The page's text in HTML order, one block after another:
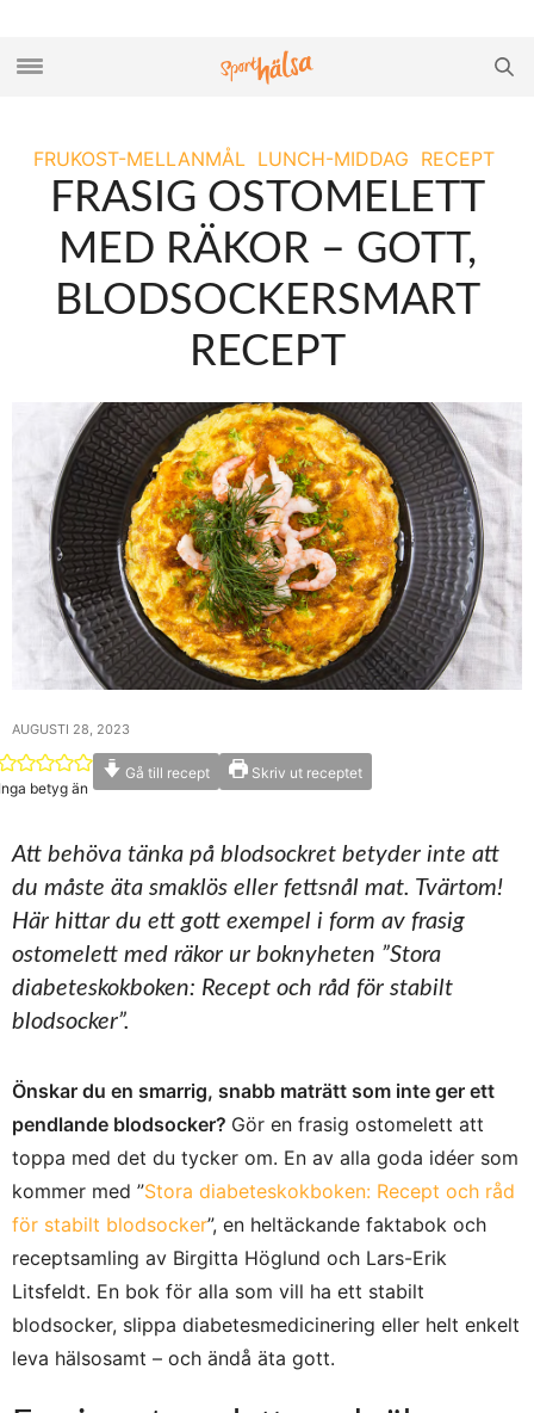
FRUKOST-MELLANMÅL LUNCH-MIDDAG RECEPT
FRASIG OSTOMELETT
MED RÄKOR – GOTT,
BLODSOCKERSMART
RECEPT
AUGUSTI 28, 2023
betyg än
Gå till recept Skriv ut receptet
Att behöva tänka på blodsockret betyder inte att
du måste äta smaklös eller fettsnål mat. Tvärtom!
Här hittar du ett gott exempel i form av frasig
ostomelett med räkor ur boknyheten ”Stora
diabeteskokboken: Recept och råd för stabilt
blodsocker”.
Önskar du en smarrig, snabb maträtt som inte ger ett
pendlande blodsocker? Gör en frasig ostomelett att
toppa med det du tycker om. En av alla goda idéer som
kommer med ”Stora diabeteskokboken: Recept och råd
för stabilt blodsocker”, en heltäckande faktabok och
receptsamling av Birgitta Höglund och Lars-Erik
Litsfeldt. En bok för alla som vill ha ett stabilt
blodsocker, slippa diabetesmedicinering eller helt enkelt
leva hälsosamt – och ändå äta gott.